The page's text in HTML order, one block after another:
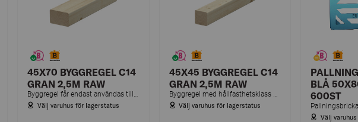
45X70 BYGGREGEL C14
GRAN 2,5M RAW
Välj varuhus för lagerstatus
45X45 BYGGREGEL C14
GRAN 2,5M RAW
Välj varuhus för lagerstatus
BLÅ
600ST
Välj